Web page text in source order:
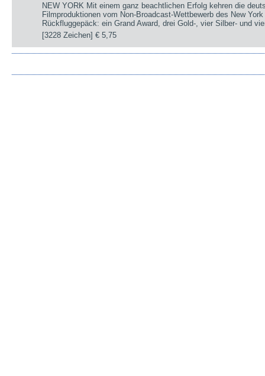
NEW YORK Mit einem ganz beachtlichen Erfolg kehren die
Filmproduktionen vom Non-Broadcast-Wettbewerb des New
Rückfluggepäck: ein Grand Award, drei Gold-, vier Silber- und
[3228 Zeichen]€ 5,75